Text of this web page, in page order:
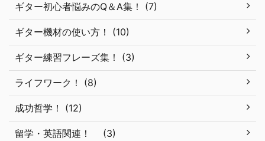
ギター初心者悩みのQ＆A集！ (7)
ギター機材の使い方！ (10)
ギター練習フレーズ集！ (3)
ライフワーク！ (8)
成功哲学！ (12)
留学・英語関連！ (3)